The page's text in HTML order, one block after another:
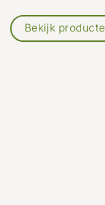
Bekijk